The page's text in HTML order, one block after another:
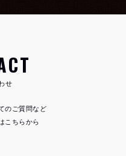
せ
のご質問など
こちらから